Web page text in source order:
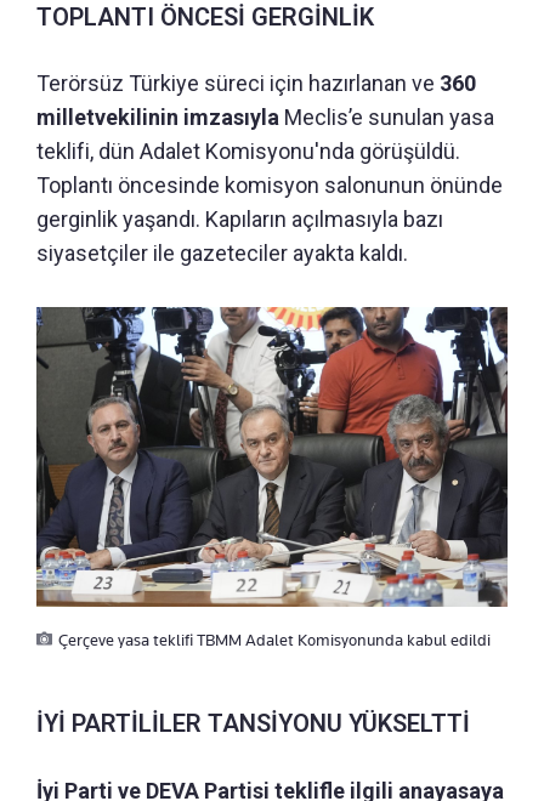
TOPLANTI ÖNCESİ GERGİNLİK
Terörsüz Türkiye süreci için hazırlanan ve 360
milletvekilinin imzasıyla Meclis’e sunulan yasa
teklifi, dün Adalet Komisyonu'nda görüşüldü.
Toplantı öncesinde komisyon salonunun önünde
gerginlik yaşandı. Kapıların açılmasıyla bazı
siyasetçiler ile gazeteciler ayakta kaldı.
Çerçeve yasa teklifi TBMM Adalet Komisyonunda kabul edildi
İYİ PARTİLİLER TANSİYONU YÜKSELTTİ
İyi Parti ve DEVA Partisi teklifle ilgili anayasaya